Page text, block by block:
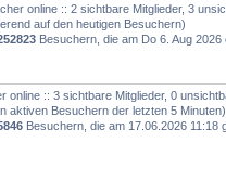
online :: 2 sichtbare Mitglieder, 3
auf den heutigen Besuchern)
Besuchern, die am Do 6. Aug 2026
online :: 3 sichtbare Mitglieder, 0
aktiven Besuchern der letzten 5 Minuten)
Besuchern, die am 17.06.2026 11:18